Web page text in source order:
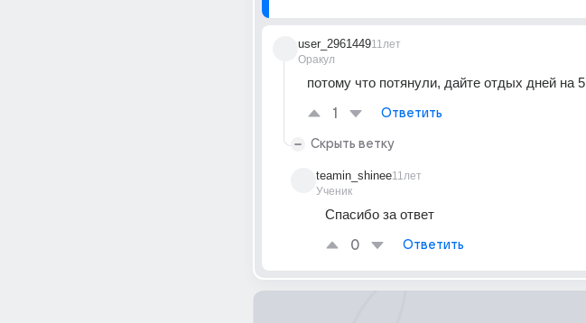
user_2961449
Оракул
11лет
потому что потянули, дайте отдых дней на 5
1 Ответить
Скрыть ветку
teamin_shinee
Ученик
11лет
Спасибо за ответ
0 Ответить